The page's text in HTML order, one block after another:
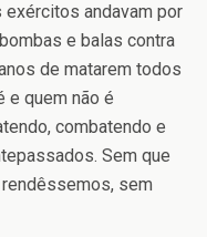
andavam por
e balas contra
de matarem todos
e quem não é
combatendo e
Sem que
sem